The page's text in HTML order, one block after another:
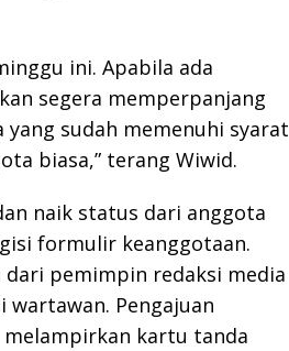
ini. Apabila ada
segera memperpanjang
sudah memenuhi syarat
biasa,” terang Wiwid.
naik status dari anggota
formulir keanggotaan.
pemimpin redaksi media
Pengajuan
kartu tanda